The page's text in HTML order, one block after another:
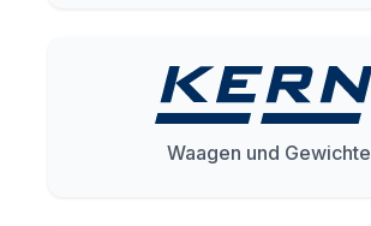
Waagen und Gewichte